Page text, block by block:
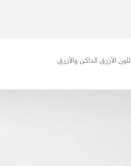
الأزرق الداكن والأزرق